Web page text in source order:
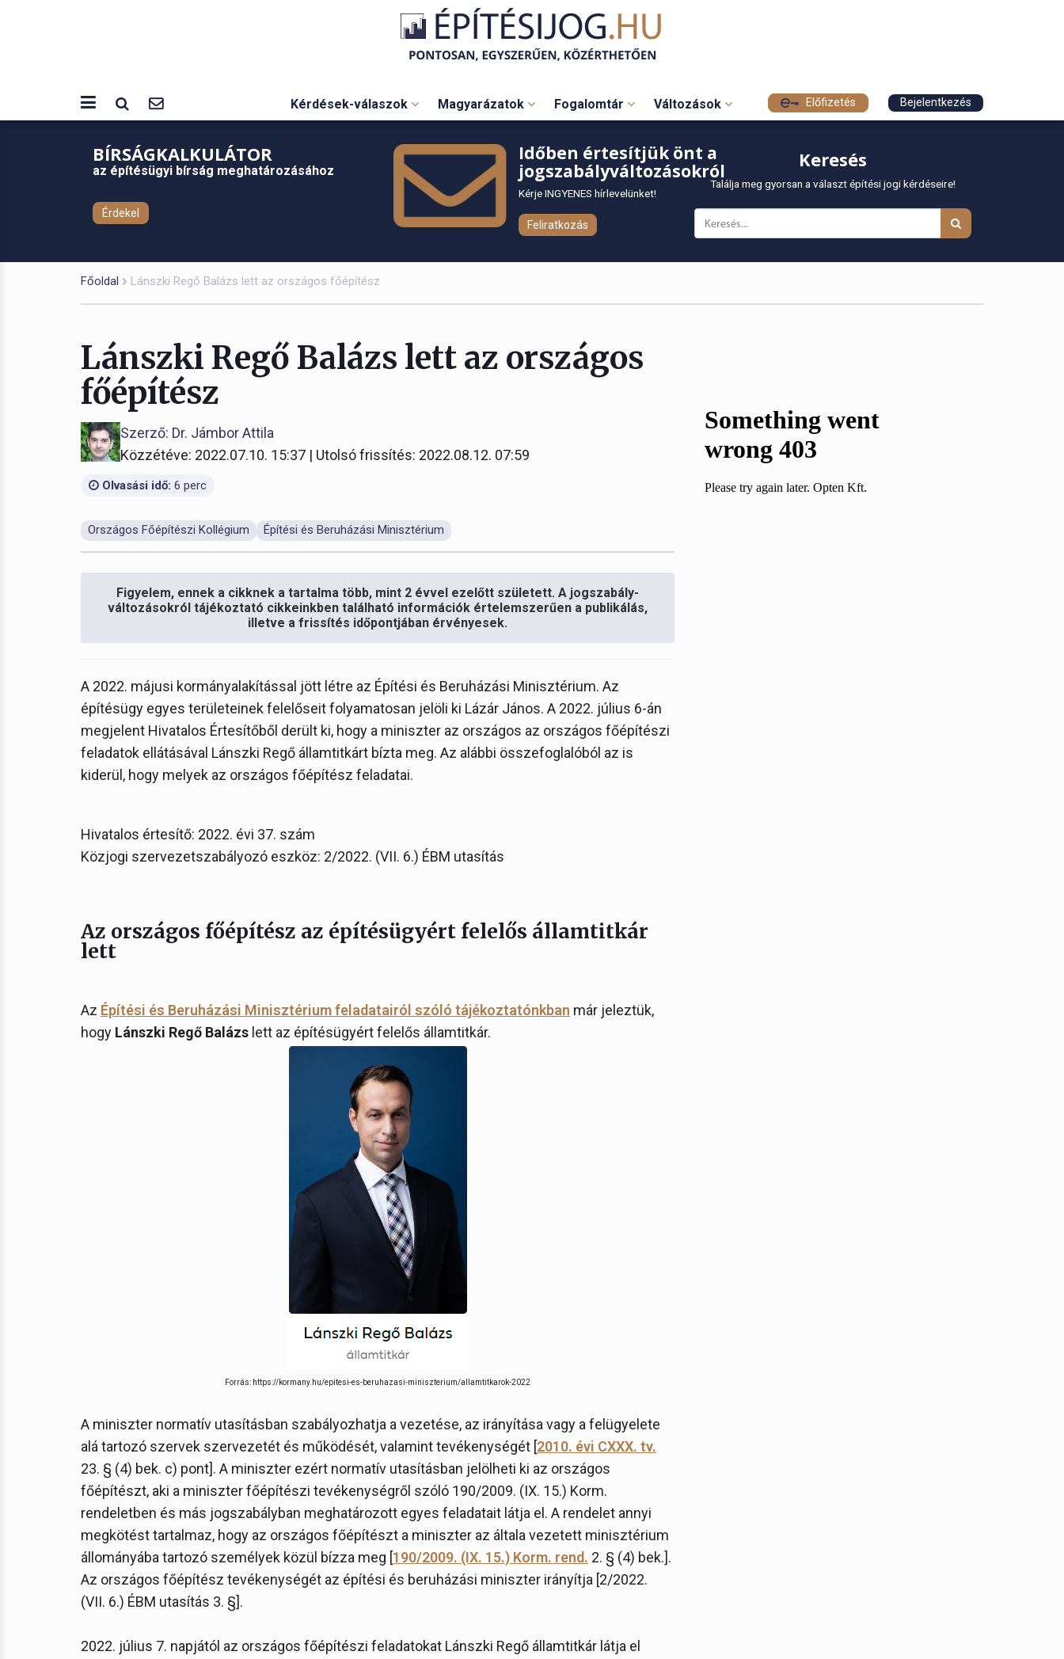
Kérdések-válaszok Magyarázatok Fogalomtár Változások Előfizetés Bejelentkezés
BÍRSÁGKALKULÁTOR
az építésügyi bírság meghatározásához
Érdekel
Időben értesítjük önt a
jogszabályváltozásokról
Kérje INGYENES hírlevelünket!
Feliratkozás
Keresés
Találja meg gyorsan a választ építési jogi kérdéseire!
Főoldal Lánszki Regő Balázs lett az országos főépítész
Lánszki Regő Balázs lett az országos
főépítész
Szerző: Dr. Jámbor Attila
Közzétéve: 2022.07.10. 15:37 | Utolsó frissítés: 2022.08.12. 07:59
Olvasási idő: 6 perc
Országos Főépítészi Kollégium Építési és Beruházási Minisztérium
Figyelem, ennek a cikknek a tartalma több, mint 2 évvel ezelőtt született. A jogszabály-
változásokról tájékoztató cikkeinkben található információk értelemszerűen a publikálás,
illetve a frissítés időpontjában érvényesek.
A 2022. májusi kormányalakítással jött létre az Építési és Beruházási Minisztérium. Az
építésügy egyes területeinek felelőseit folyamatosan jelöli ki Lázár János. A 2022. július 6-án
megjelent Hivatalos Értesítőből derült ki, hogy a miniszter az országos az országos főépítészi
feladatok ellátásával Lánszki Regő államtitkárt bízta meg. Az alábbi összefoglalóból az is
kiderül, hogy melyek az országos főépítész feladatai.
Hivatalos értesítő: 2022. évi 37. szám
Közjogi szervezetszabályozó eszköz: 2/2022. (VII. 6.) ÉBM utasítás
Az országos főépítész az építésügyért felelős államtitkár
lett
Az Építési és Beruházási Minisztérium feladatairól szóló tájékoztatónkban már jeleztük,
hogy Lánszki Regő Balázs lett az építésügyért felelős államtitkár.
Forrás: https://kormany.hu/epitesi-es-beruhazasi-miniszterium/allamtitkarok-2022
A miniszter normatív utasításban szabályozhatja a vezetése, az irányítása vagy a felügyelete
alá tartozó szervek szervezetét és működését, valamint tevékenységét [2010. évi CXXX. tv.
23. § (4) bek. c) pont]. A miniszter ezért normatív utasításban jelölheti ki az országos
főépítészt, aki a miniszter főépítészi tevékenységről szóló 190/2009. (IX. 15.) Korm.
rendeletben és más jogszabályban meghatározott egyes feladatait látja el. A rendelet annyi
megkötést tartalmaz, hogy az országos főépítészt a miniszter az általa vezetett minisztérium
állományába tartozó személyek közül bízza meg [190/2009. (IX. 15.) Korm. rend. 2. § (4) bek.].
Az országos főépítész tevékenységét az építési és beruházási miniszter irányítja [2/2022.
(VII. 6.) ÉBM utasítás 3. §].
2022. július 7. napjától az országos főépítészi feladatokat Lánszki Regő államtitkár látja el